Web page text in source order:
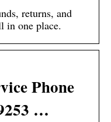
returns, and
in one place.
Phone
…